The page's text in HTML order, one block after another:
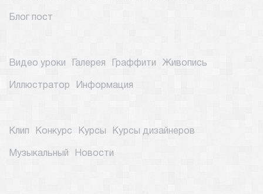
Блог пост
Видео уроки Галерея Граффити Живопись
Иллюстратор Информация
Клип Конкурс Курсы Курсы дизайнеров
Музыкальный Новости